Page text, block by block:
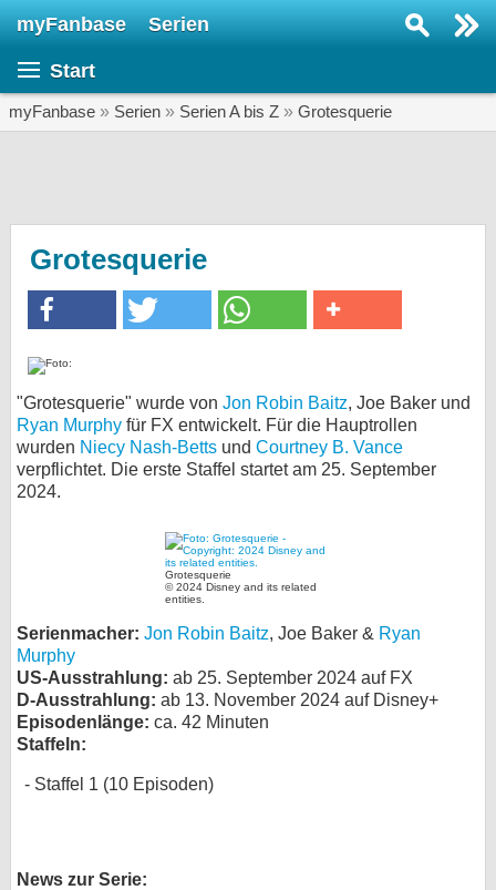
myFanbase Serien
Start
myFanbase » Serien » Serien A bis Z » Grotesquerie
Grotesquerie
"Grotesquerie" wurde von Jon Robin Baitz, Joe Baker und
Ryan Murphy für FX entwickelt. Für die Hauptrollen
wurden Niecy Nash-Betts und Courtney B. Vance
verpflichtet. Die erste Staffel startet am 25. September
2024.
Grotesquerie
© 2024 Disney and its related
entities.
Serienmacher: Jon Robin Baitz, Joe Baker & Ryan
Murphy
US-Ausstrahlung: ab 25. September 2024 auf FX
D-Ausstrahlung: ab 13. November 2024 auf Disney+
Episodenlänge: ca. 42 Minuten
Staffeln:
Staffel 1 (10 Episoden)
News zur Serie:
SERIEN
Veranstaltungen
KULTUR
SERVICE
Gewinnspiele
Forum
bei Facebook
Kontakt
Nutzungsbedingungen